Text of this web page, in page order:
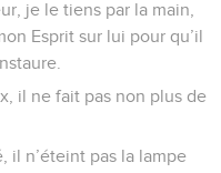
je le tiens par la main,
Esprit sur lui pour qu’il
il ne fait pas non plus de
il n’éteint pas la lampe